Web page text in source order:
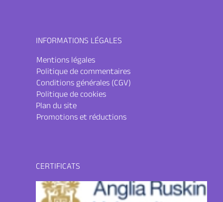
INFORMATIONS LÉGALES
Mentions légales
Politique de commentaires
Conditions générales (CGV)
Politique de cookies
Plan du site
Promotions et réductions
CERTIFICATS